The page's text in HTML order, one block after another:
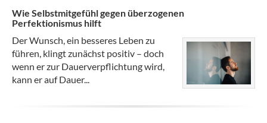
Wie Selbstmitgefühl gegen überzogenen
Perfektionismus hilft
Der Wunsch, ein besseres Leben zu
führen, klingt zunächst positiv – doch
wenn er zur Dauerverpflichtung wird,
kann er auf Dauer...